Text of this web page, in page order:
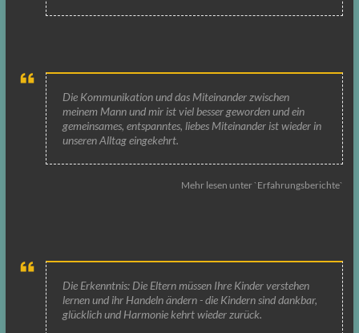
Die Kommunikation und das Miteinander zwischen
meinem Mann und mir ist viel besser geworden und ein
gemeinsames, entspanntes, liebes Miteinander ist wieder in
unseren Alltag eingekehrt.
Mehr lesen unter `Erfahrungsberichte`
Die Erkenntnis: Die Eltern müssen Ihre Kinder verstehen
lernen und ihr Handeln ändern - die Kindern sind dankbar,
glücklich und Harmonie kehrt wieder zurück.